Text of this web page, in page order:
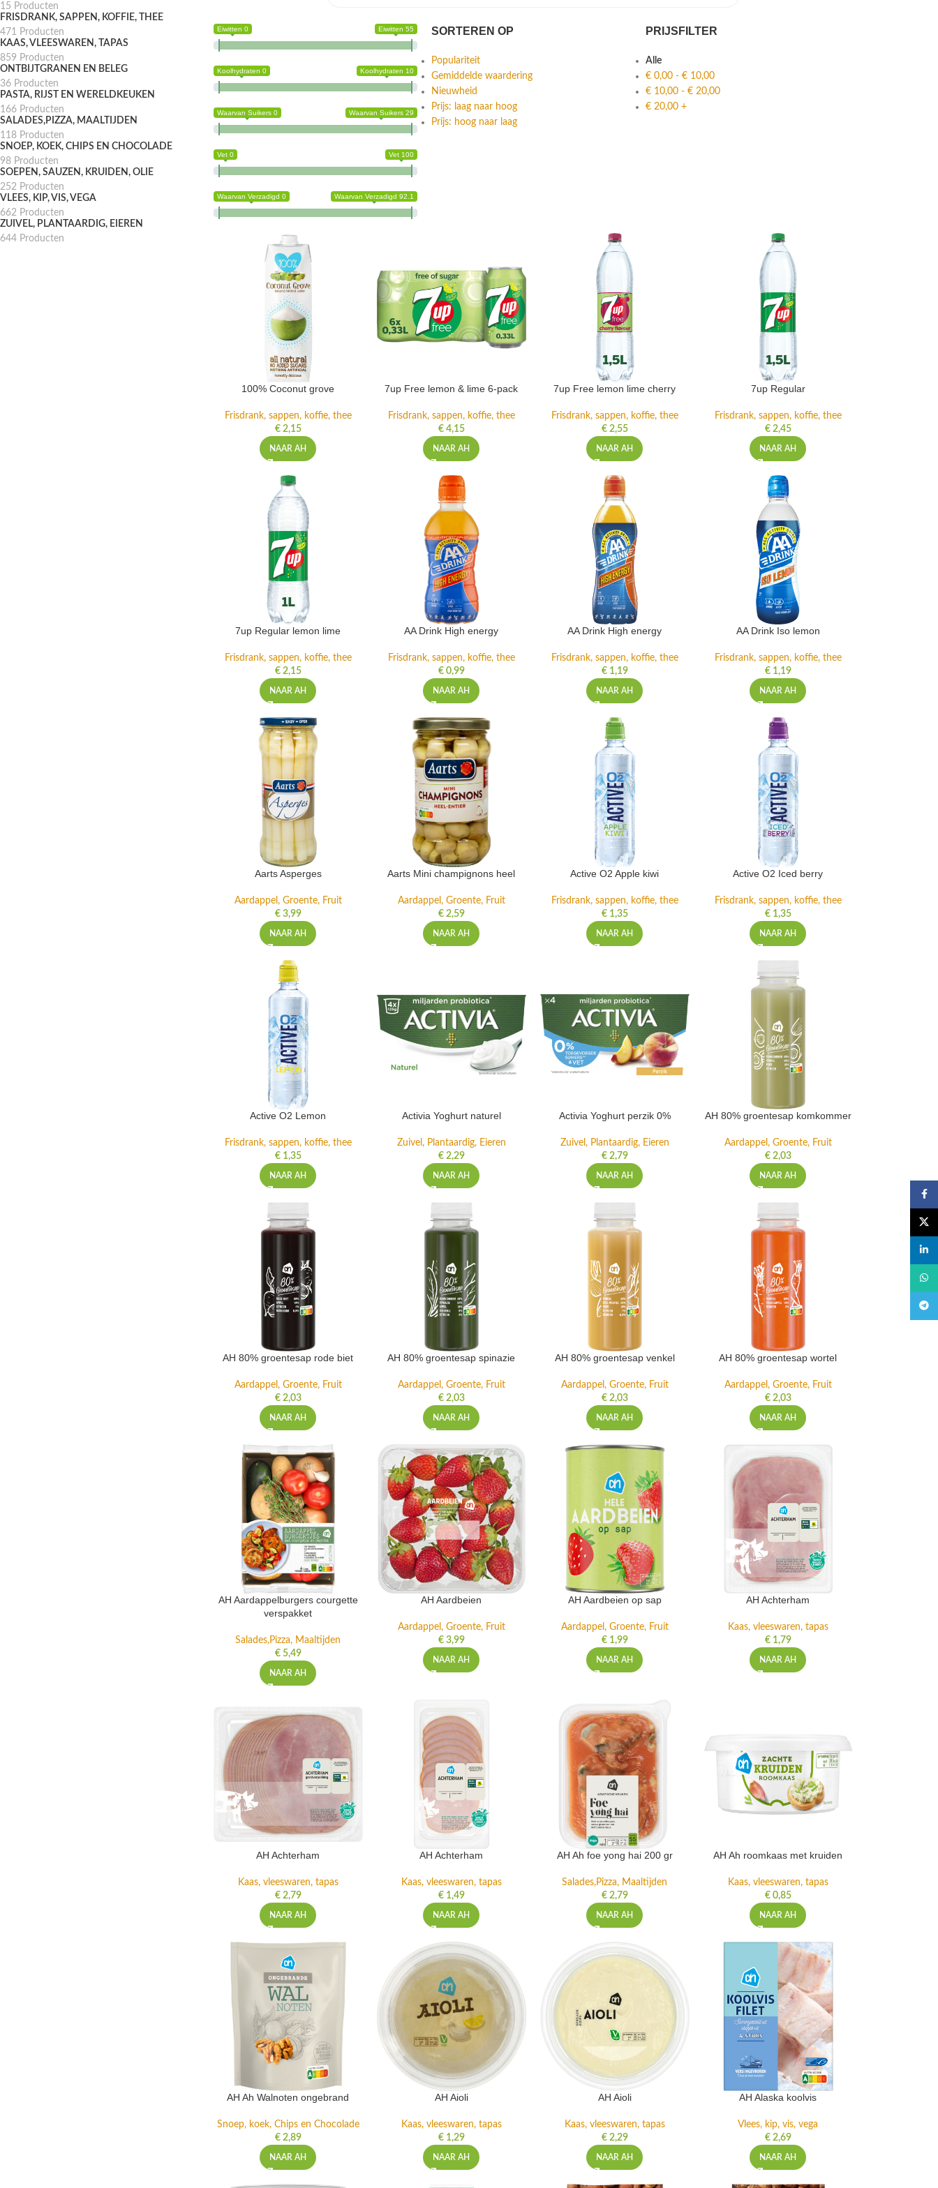
15 Producten
FRISDRANK, SAPPEN, KOFFIE, THEE
471 Producten
KAAS, VLEESWAREN, TAPAS
859 Producten
ONTBIJTGRANEN EN BELEG
36 Producten
PASTA, RIJST EN WERELDKEUKEN
166 Producten
SALADES,PIZZA, MAALTIJDEN
118 Producten
SNOEP, KOEK, CHIPS EN CHOCOLADE
98 Producten
SOEPEN, SAUZEN, KRUIDEN, OLIE
252 Producten
VLEES, KIP, VIS, VEGA
662 Producten
ZUIVEL, PLANTAARDIG, EIEREN
644 Producten
Eiwitten 0 Eiwitten 55
Koolhydraten 0 Koolhydraten 10
Waarvan Suikers 0 Waarvan Suikers 29
Vet 0 Vet 100
Waarvan Verzadigd 0 Waarvan Verzadigd 92.1
SORTEREN OP
Populariteit
Gemiddelde waardering
Nieuwheid
Prijs: laag naar hoog
Prijs: hoog naar laag
PRIJSFILTER
Alle
€0,00- €10,00
€10,00- €20,00
€20,00+
100% Coconut grove
Frisdrank, sappen, koffie, thee
€2,15
NAAR AH
7up Free lemon & lime 6-pack
Frisdrank, sappen, koffie, thee
€4,15
NAAR AH
7up Free lemon lime cherry
Frisdrank, sappen, koffie, thee
€2,55
NAAR AH
7up Regular
Frisdrank, sappen, koffie, thee
€2,45
NAAR AH
7up Regular lemon lime
Frisdrank, sappen, koffie, thee
€2,15
NAAR AH
AA Drink High energy
Frisdrank, sappen, koffie, thee
€0,99
NAAR AH
AA Drink High energy
Frisdrank, sappen, koffie, thee
€1,19
NAAR AH
AA Drink Iso lemon
Frisdrank, sappen, koffie, thee
€1,19
NAAR AH
Aarts Asperges
Aardappel, Groente, Fruit
€3,99
NAAR AH
Aarts Mini champignons heel
Aardappel, Groente, Fruit
€2,59
NAAR AH
Active O2 Apple kiwi
Frisdrank, sappen, koffie, thee
€1,35
NAAR AH
Active O2 Iced berry
Frisdrank, sappen, koffie, thee
€1,35
NAAR AH
Active O2 Lemon
Frisdrank, sappen, koffie, thee
€1,35
NAAR AH
Activia Yoghurt naturel
Zuivel, Plantaardig, Eieren
€2,29
NAAR AH
Activia Yoghurt perzik 0%
Zuivel, Plantaardig, Eieren
€2,79
NAAR AH
AH 80% groentesap komkommer
Aardappel, Groente, Fruit
€2,03
NAAR AH
AH 80% groentesap rode biet
Aardappel, Groente, Fruit
€2,03
NAAR AH
AH 80% groentesap spinazie
Aardappel, Groente, Fruit
€2,03
NAAR AH
AH 80% groentesap venkel
Aardappel, Groente, Fruit
€2,03
NAAR AH
AH 80% groentesap wortel
Aardappel, Groente, Fruit
€2,03
NAAR AH
AH Aardappelburgers courgette
verspakket
Salades,Pizza, Maaltijden
€5,49
NAAR AH
AH Aardbeien
Aardappel, Groente, Fruit
€3,99
NAAR AH
AH Aardbeien op sap
Aardappel, Groente, Fruit
€1,99
NAAR AH
AH Achterham
Kaas, vleeswaren, tapas
€1,79
NAAR AH
AH Achterham
Kaas, vleeswaren, tapas
€2,79
NAAR AH
AH Achterham
Kaas, vleeswaren, tapas
€1,49
NAAR AH
AH Ah foe yong hai 200 gr
Salades,Pizza, Maaltijden
€2,79
NAAR AH
AH Ah roomkaas met kruiden
Kaas, vleeswaren, tapas
€0,85
NAAR AH
AH Ah Walnoten ongebrand
Snoep, koek, Chips en Chocolade
€2,89
NAAR AH
AH Aioli
Kaas, vleeswaren, tapas
€1,29
NAAR AH
AH Aioli
Kaas, vleeswaren, tapas
€2,29
NAAR AH
AH Alaska koolvis
Vlees, kip, vis, vega
€2,69
NAAR AH